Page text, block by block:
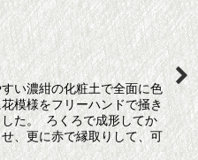
い濃紺の化粧土で全面に色
模様をフリーハンドで掻き
た。 ろくろで成形してか
、更に赤で縁取りして、可